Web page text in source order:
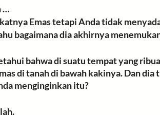
…
Emas tetapi Anda tidak
bagaimana dia akhirnya
bahwa di suatu tempat yang
di tanah di bawah kakinya. Dan
menginginkan itu?